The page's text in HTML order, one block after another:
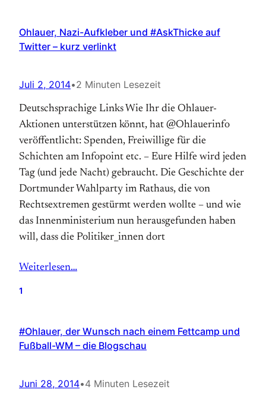
Ohlauer, Nazi-Aufkleber und #AskThicke auf
Twitter – kurz verlinkt
Juli 2, 2014•2 Minuten Lesezeit
Deutschsprachige Links Wie Ihr die Ohlauer-
Aktionen unterstützen könnt, hat @Ohlauerinfo
veröffentlicht: Spenden, Freiwillige für die
Schichten am Infopoint etc. – Eure Hilfe wird jeden
Tag (und jede Nacht) gebraucht. Die Geschichte der
Dortmunder Wahlparty im Rathaus, die von
Rechtsextremen gestürmt werden wollte – und wie
das Innenministerium nun herausgefunden haben
will, dass die Politiker_innen dort
Weiterlesen…
1
#Ohlauer, der Wunsch nach einem Fettcamp und
Fußball-WM – die Blogschau
Juni 28, 2014•4 Minuten Lesezeit